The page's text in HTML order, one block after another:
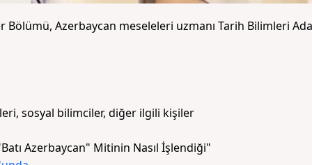
Bölümü, Azerbaycan meseleleri uzmanı Tarih Bilimleri
sosyal bilimciler, diğer ilgili kişiler
Azerbaycan" Mitinin Nasıl İşlendiği"